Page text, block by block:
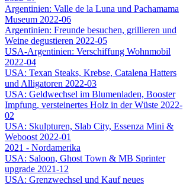
Argentinien: Valle de la Luna und Pachamama
Museum 2022-06
Argentinien: Freunde besuchen, grillieren und
Weine degustieren 2022-05
USA-Argentinien: Verschiffung Wohnmobil
2022-04
USA: Texan Steaks, Krebse, Catalena Hatters
und Alligatoren 2022-03
USA: Geldwechsel im Blumenladen, Booster
Impfung, versteinertes Holz in der Wüste 2022-
02
USA: Skulpturen, Slab City, Essenza Mini &
Weboost 2022-01
2021 - Nordamerika
USA: Saloon, Ghost Town & MB Sprinter
upgrade 2021-12
USA: Grenzwechsel und Kauf neues